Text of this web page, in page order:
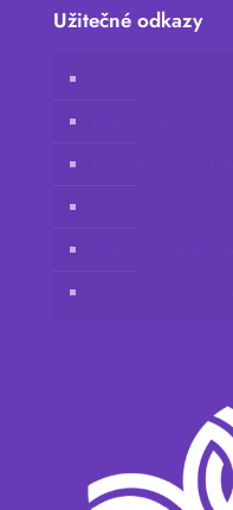
Užitečné odkazy